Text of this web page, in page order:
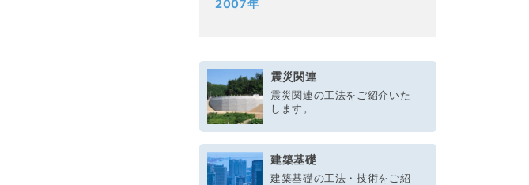
2007年
震災関連
震災関連の工法をご紹介いた
します。
建築基礎
建築基礎の工法・技術をご紹